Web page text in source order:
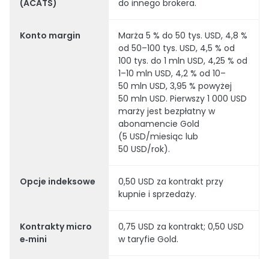
(ACATS) do innego brokera.
Konto margin
Marża 5 % do 50 tys. USD, 4,8 %
od 50–100 tys. USD, 4,5 % od
100 tys. do 1 mln USD, 4,25 % od
1–10 mln USD, 4,2 % od 10–
50 mln USD, 3,95 % powyżej
50 mln USD. Pierwszy 1 000 USD
marży jest bezpłatny w
abonamencie Gold
(5 USD/miesiąc lub
50 USD/rok).
Opcje indeksowe
0,50 USD za kontrakt przy
kupnie i sprzedaży.
Kontrakty micro
e‑mini
0,75 USD za kontrakt; 0,50 USD
w taryfie Gold.